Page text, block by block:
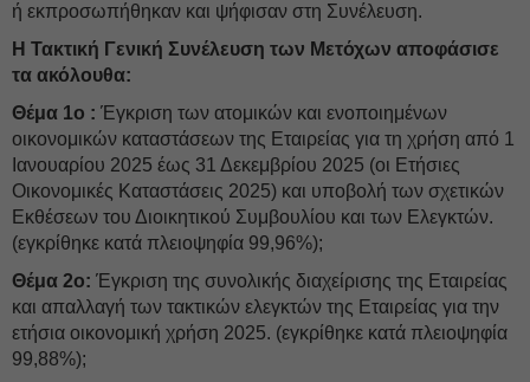
ή εκπροσωπήθηκαν και ψήφισαν στη Συνέλευση.
H Τακτική Γενική Συνέλευση των Μετόχων αποφάσισε
τα ακόλουθα:
Θέμα 1ο : Έγκριση των ατομικών και ενοποιημένων
οικονομικών καταστάσεων της Εταιρείας για τη χρήση από 1
Ιανουαρίου 2025 έως 31 Δεκεμβρίου 2025 (οι Ετήσιες
Οικονομικές Καταστάσεις 2025) και υποβολή των σχετικών
Εκθέσεων του Διοικητικού Συμβουλίου και των Ελεγκτών.
(εγκρίθηκε κατά πλειοψηφία 99,96%);
Θέμα 2ο: Έγκριση της συνολικής διαχείρισης της Εταιρείας
και απαλλαγή των τακτικών ελεγκτών της Εταιρείας για την
ετήσια οικονομική χρήση 2025. (εγκρίθηκε κατά πλειοψηφία
99,88%);